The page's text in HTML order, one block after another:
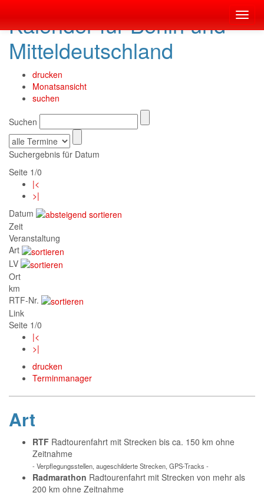
Kalender für Berlin und
Mitteldeutschland
drucken
Monatsansicht
suchen
Suchen
Suchergebnis für Datum
Seite 1/0
|<
>|
Datum
Zeit
Veranstaltung
Art
LV
Ort
km
RTF-Nr.
Link
Seite 1/0
|<
>|
drucken
Terminmanager
Art
RTF Radtourenfahrt mit Strecken bis ca. 150 km ohne
Zeitnahme
- Verpflegungsstellen, augeschilderte Strecken, GPS-Tracks -
Radmarathon Radtourenfahrt mit Strecken von mehr als
200 km ohne Zeitnahme